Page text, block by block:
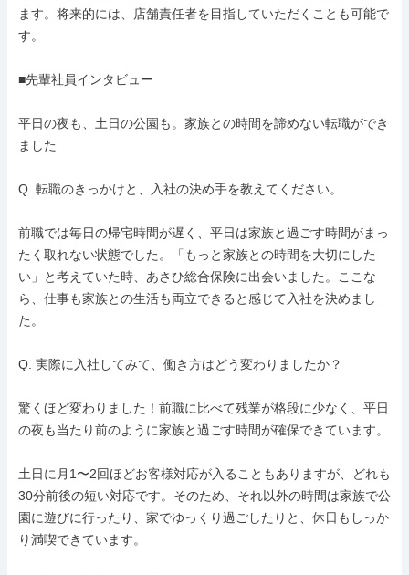
ます。将来的には、店舗責任者を目指していただくことも可能で
す。
■先輩社員インタビュー
平日の夜も、土日の公園も。家族との時間を諦めない転職ができ
ました
Q. 転職のきっかけと、入社の決め手を教えてください。
前職では毎日の帰宅時間が遅く、平日は家族と過ごす時間がまっ
たく取れない状態でした。「もっと家族との時間を大切にした
い」と考えていた時、あさひ総合保険に出会いました。ここな
ら、仕事も家族との生活も両立できると感じて入社を決めまし
た。
Q. 実際に入社してみて、働き方はどう変わりましたか？
驚くほど変わりました！前職に比べて残業が格段に少なく、平日
の夜も当たり前のように家族と過ごす時間が確保できています。
土日に月1〜2回ほどお客様対応が入ることもありますが、どれも
30分前後の短い対応です。そのため、それ以外の時間は家族で公
園に遊びに行ったり、家でゆっくり過ごしたりと、休日もしっか
り満喫できています。